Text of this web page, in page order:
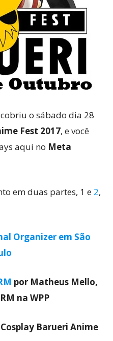
cobriu o sábado dia 28
Fest 2017, e você
aqui no Meta
em duas partes, 1 e 2,
Organizer em São
por Matheus Mello,
na WPP
Barueri Anime